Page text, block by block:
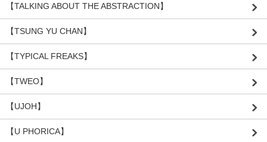
【TALKING ABOUT THE ABSTRACTION】
【TSUNG YU CHAN】
【TYPICAL FREAKS】
【TWEO】
【UJOH】
【U PHORICA】